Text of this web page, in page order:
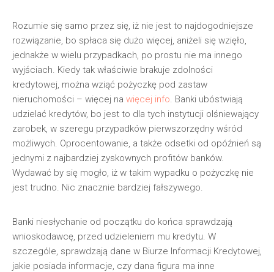
Rozumie się samo przez się, iż nie jest to najdogodniejsze
rozwiązanie, bo spłaca się dużo więcej, aniżeli się wzięło,
jednakże w wielu przypadkach, po prostu nie ma innego
wyjściach. Kiedy tak właściwie brakuje zdolności
kredytowej, można wziąć pożyczkę pod zastaw
nieruchomości – więcej na więcej info. Banki ubóstwiają
udzielać kredytów, bo jest to dla tych instytucji olśniewający
zarobek, w szeregu przypadków pierwszorzędny wśród
możliwych. Oprocentowanie, a także odsetki od opóźnień są
jednymi z najbardziej zyskownych profitów banków.
Wydawać by się mogło, iż w takim wypadku o pożyczkę nie
jest trudno. Nic znacznie bardziej fałszywego.
Banki niesłychanie od początku do końca sprawdzają
wnioskodawcę, przed udzieleniem mu kredytu. W
szczególe, sprawdzają dane w Biurze Informacji Kredytowej,
jakie posiada informacje, czy dana figura ma inne